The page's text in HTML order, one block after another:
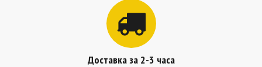
Доставка за 2-3 часа